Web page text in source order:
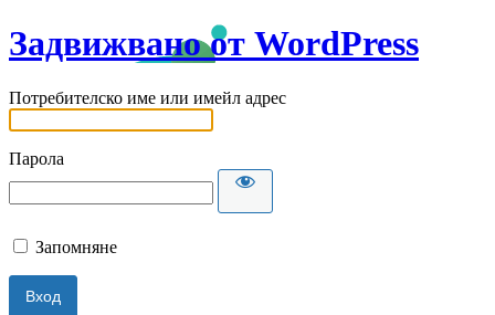
Задвижвано от WordPress
Потребителско име или имейл адрес
Парола
Запомняне